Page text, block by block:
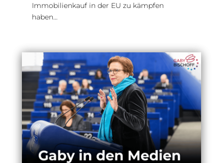
Immobilienkauf in der EU zu kämpfen
haben…